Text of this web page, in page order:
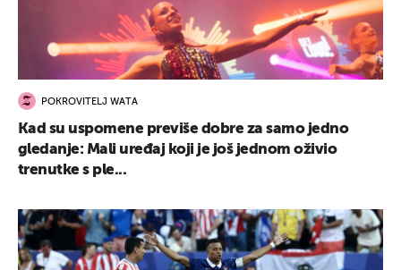
POKROVITELJ WATA
Kad su uspomene previše dobre za samo jedno
gledanje: Mali uređaj koji je još jednom oživio
trenutke s ple...